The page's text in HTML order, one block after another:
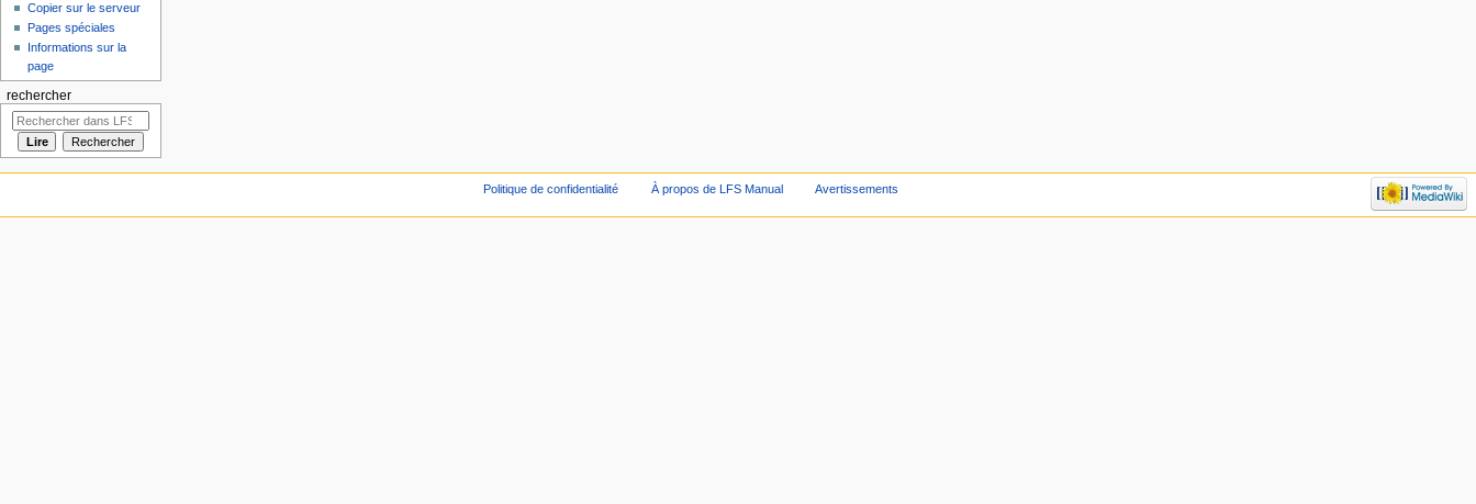
Copier sur le serveur
Pages spéciales
Informations sur la
page
rechercher
Politique de confidentialité À propos de LFS Manual Avertissements